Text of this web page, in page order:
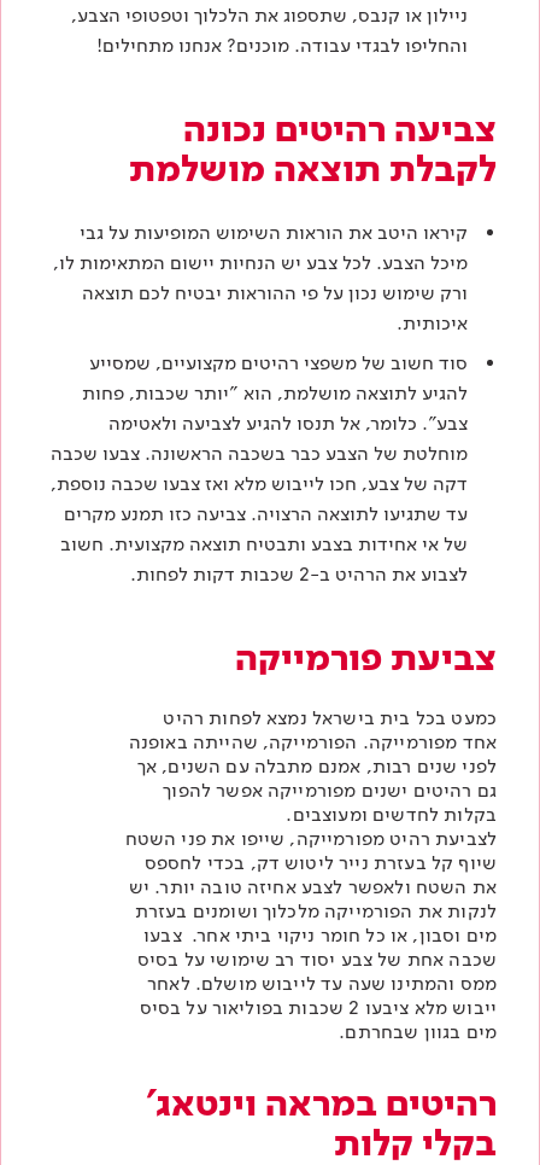
ניילון או קנבס, שתספוג את הלכלוך וטפטופי הצבע,
והחליפו לבגדי עבודה. מוכנים? אנחנו מתחילים!
צביעה רהיטים נכונה
לקבלת תוצאה מושלמת
קיראו היטב את הוראות השימוש המופיעות על גבי
מיכל הצבע. לכל צבע יש הנחיות יישום המתאימות לו,
ורק שימוש נכון על פי ההוראות יבטיח לכם תוצאה
איכותית.
סוד חשוב של משפצי רהיטים מקצועיים, שמסייע
להגיע לתוצאה מושלמת, הוא "יותר שכבות, פחות
צבע". כלומר, אל תנסו להגיע לצביעה ולאטימה
מוחלטת של הצבע כבר בשכבה הראשונה. צבעו שכבה
דקה של צבע, חכו לייבוש מלא ואז צבעו שכבה נוספת,
עד שתגיעו לתוצאה הרצויה. צביעה כזו תמנע מקרים
של אי אחידות בצבע ותבטיח תוצאה מקצועית. חשוב
לצבוע את הרהיט ב-2 שכבות דקות לפחות.
צביעת פורמייקה
כמעט בכל בית בישראל נמצא לפחות רהיט
אחד מפורמייקה. הפורמייקה, שהייתה באופנה
לפני שנים רבות, אמנם מתבלה עם השנים, אך
גם רהיטים ישנים מפורמייקה אפשר להפוך
בקלות לחדשים ומעוצבים.
לצביעת רהיט מפורמייקה, שייפו את פני השטח
שיוף קל בעזרת נייר ליטוש דק, בכדי לחספס
את השטח ולאפשר לצבע אחיזה טובה יותר. יש
לנקות את הפורמייקה מלכלוך ושומנים בעזרת
מים וסבון, או כל חומר ניקוי ביתי אחר. צבעו
שכבה אחת של צבע יסוד רב שימושי על בסיס
ממס והמתינו שעה עד לייבוש מושלם. לאחר
ייבוש מלא ציבעו 2 שכבות בפוליאור על בסיס
מים בגוון שבחרתם.
רהיטים במראה וינטאג'
בקלי קלות